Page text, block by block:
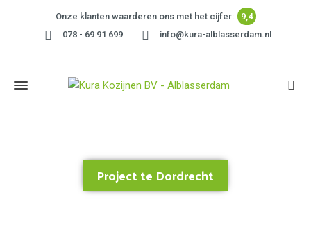
Onze klanten waarderen ons met het cijfer:
9,4
078 - 69 91 699
info@kura-alblasserdam.nl
Project te Dordrecht